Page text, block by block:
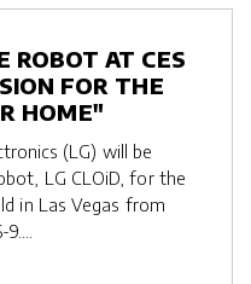
ROBOT AT CES
FOR THE
HOME"
(LG) will be
LG CLOiD, for the
in Las Vegas from